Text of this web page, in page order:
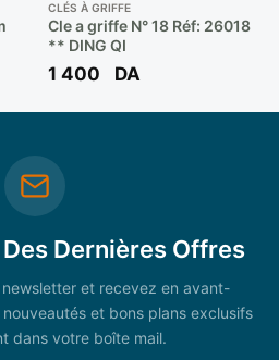
CLÉS À GRIFFE
Cle a griffe N° 18 Réf: 26018
** DING QI
1 400 DA
Dernières Offres
et recevez en avant-
et bons plans exclusifs
dans votre boîte mail.